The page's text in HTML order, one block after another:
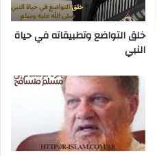
خلق التواضع وتطبيقاته في حياة
النبي